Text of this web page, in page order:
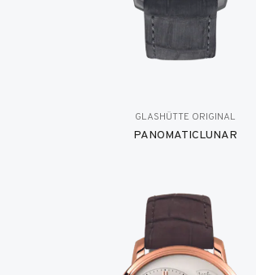
GLASHÜTTE ORIGINAL
PANOMATICLUNAR